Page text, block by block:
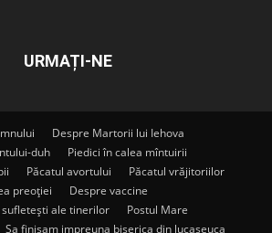
URMAȚI-NE
Despre Martorii lui Iehova
duh
Piedici în calea mîntuirii
Păcatul avortului
Păcatul vrăjitoriilor
preoției
Despre vaccine
ale tinerilor
Postul Mare
Sa finisam impreuna biserica din lucaseuca